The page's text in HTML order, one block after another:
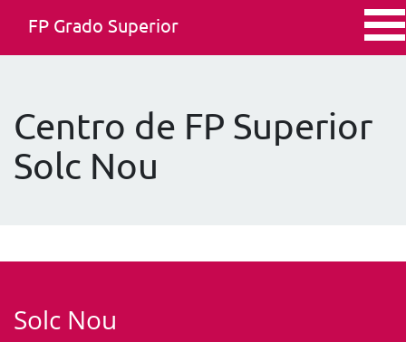
FP Grado Superior
Centro de FP Superior
Solc Nou
Solc Nou